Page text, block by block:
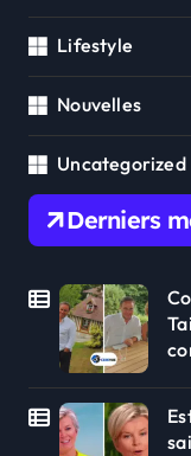
Lifestyle
Nouvelles
Uncategorized
Derniers